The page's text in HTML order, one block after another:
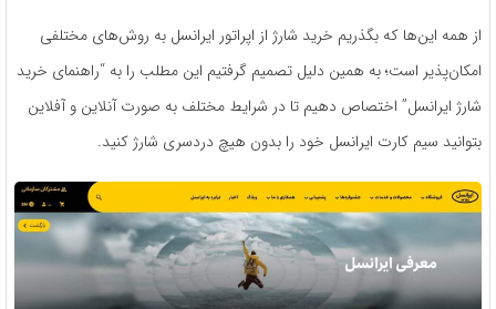
از همه این‌ها که بگذریم خرید شارژ از اپراتور ایرانسل به روش‌های مختلفی
امکان‌پذیر است؛ به همین دلیل تصمیم گرفتیم این مطلب را به “راهنمای خرید
شارژ ایرانسل” اختصاص دهیم تا در شرایط مختلف به صورت آنلاین و آفلاین
بتوانید سیم کارت ایرانسل خود را بدون هیچ دردسری شارژ کنید.